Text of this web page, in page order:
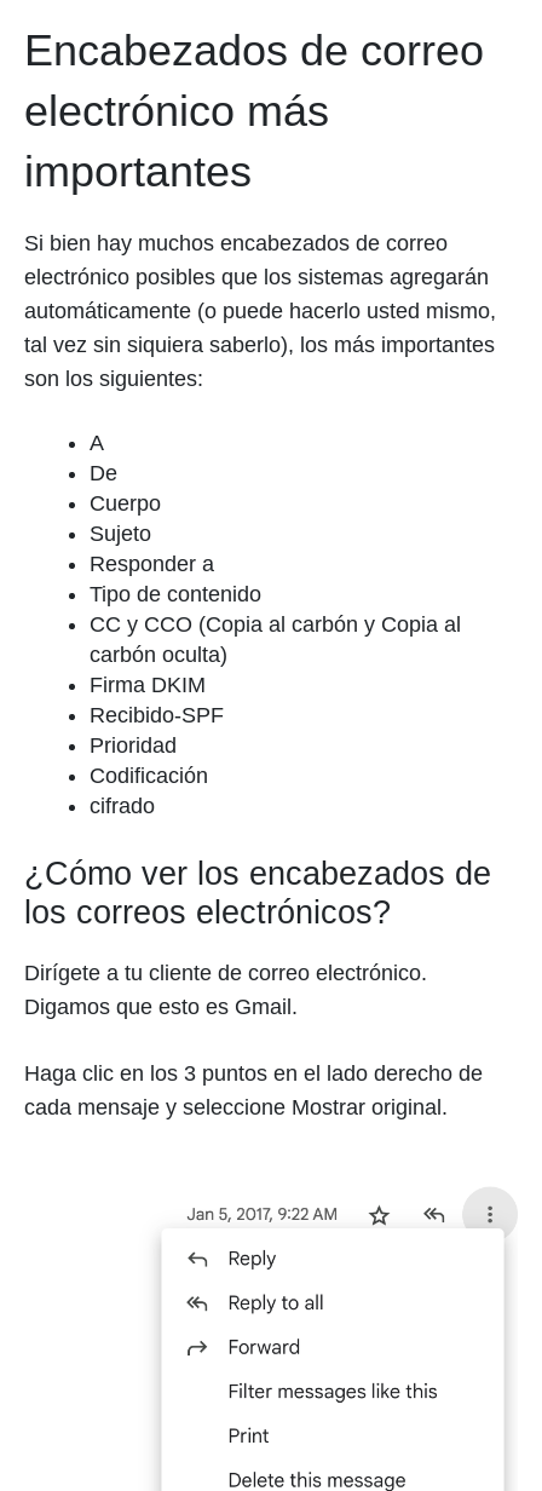
Encabezados de correo
electrónico más
importantes
Si bien hay muchos encabezados de correo
electrónico posibles que los sistemas agregarán
automáticamente (o puede hacerlo usted mismo,
tal vez sin siquiera saberlo), los más importantes
son los siguientes:
A
De
Cuerpo
Sujeto
Responder a
Tipo de contenido
CC y CCO (Copia al carbón y Copia al
carbón oculta)
Firma DKIM
Recibido-SPF
Prioridad
Codificación
cifrado
¿Cómo ver los encabezados de
los correos electrónicos?
Dirígete a tu cliente de correo electrónico.
Digamos que esto es Gmail.
Haga clic en los 3 puntos en el lado derecho de
cada mensaje y seleccione Mostrar original.